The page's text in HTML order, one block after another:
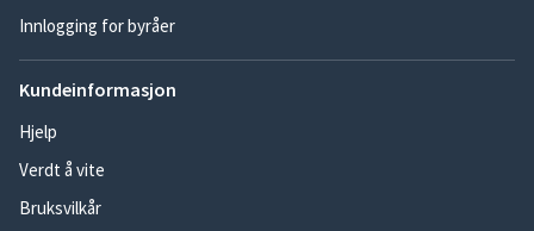
Innlogging for byråer
Kundeinformasjon
Hjelp
Verdt å vite
Bruksvilkår